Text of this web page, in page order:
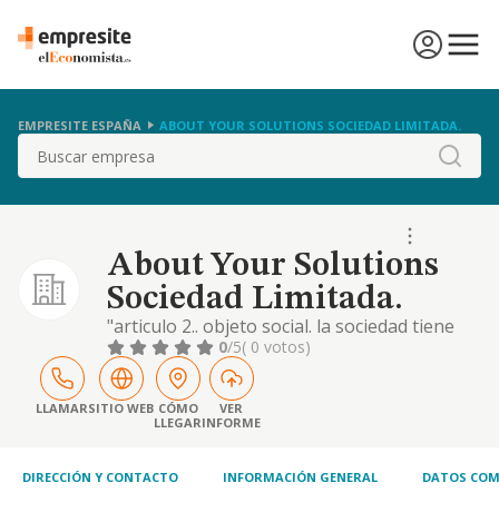
EMPRESITE ESPAÑA ABOUT YOUR SOLUTIONS SOCIEDAD LIMITADA.
Buscar
About Your Solutions
Sociedad Limitada.
"articulo 2.. objeto social. la sociedad tiene
por objeto el desarrollo de las siguientes
actividades: la administración, explotación,
gestión y dirección de hoteles, así como,
actividades de restauración de bares,
cafeterías, discotecas, ocio, espectáculos
0/5( 0 votos)
LLAMARSITIO WEB CÓMO
LLEGAR
VER
INFORME
DIRECCIÓN Y CONTACTO INFORMACIÓN GENERAL DATOS